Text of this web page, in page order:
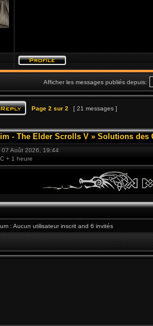
Afficher les messages publiés depuis:
Page 2 sur 2 [ 21 messages ]
- The Elder Scrolls V » Solutions des
07 Août 2026, 19:44
+ 1 heure
: Aucun utilisateur inscrit and 6 invités